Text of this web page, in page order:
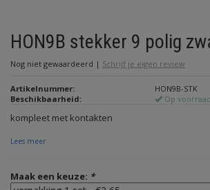
HON9B stekker 9 polig
Nog niet gewaardeerd | Schrijf je eigen review
Artikelnummer:
HON9B-STK
Beschikbaarheid:
Op voorraad
kompleet met kontakten
Lees meer
Maak een keuze: *